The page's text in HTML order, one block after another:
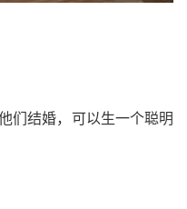
们结婚，可以生一个聪明